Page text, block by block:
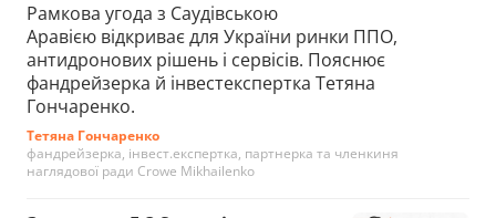
Рамкова угода з Саудівською
Аравією відкриває для України ринки ППО,
антидронових рішень і сервісів. Пояснює
фандрейзерка й інвестекспертка Тетяна
Гончаренко.
Тетяна Гончаренко
фандрейзерка, інвест.експертка, партнерка та членкиня
наглядової ради Crowe Mikhailenko